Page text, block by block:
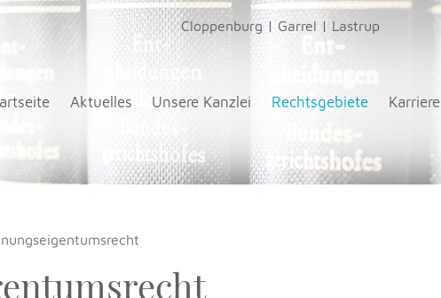
Cloppenburg| Garrel | Lastrup
Aktuelles Unsere Kanzlei Rechtsgebiete Karriere